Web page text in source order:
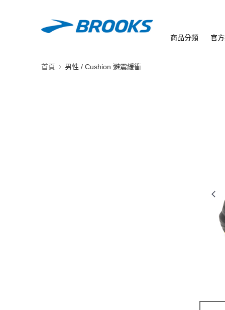
商品分類 官
首頁 男性 / Cushion 避震緩衝